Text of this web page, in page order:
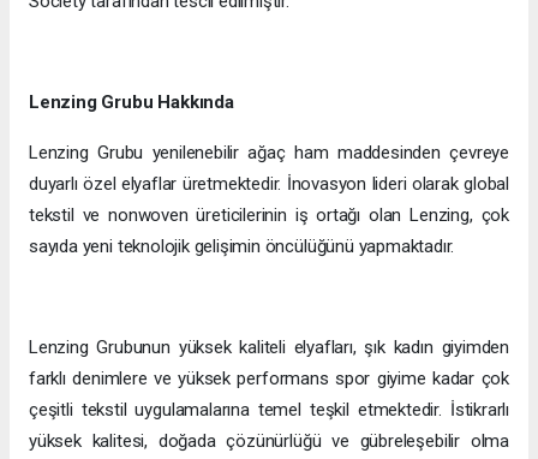
Lenzing Grubu Hakkında
Lenzing Grubu yenilenebilir ağaç ham maddesinden çevreye
duyarlı özel elyaflar üretmektedir. İnovasyon lideri olarak global
tekstil ve nonwoven üreticilerinin iş ortağı olan Lenzing, çok
sayıda yeni teknolojik gelişimin öncülüğünü yapmaktadır.
Lenzing Grubunun yüksek kaliteli elyafları, şık kadın giyimden
farklı denimlere ve yüksek performans spor giyime kadar çok
çeşitli tekstil uygulamalarına temel teşkil etmektedir. İstikrarlı
yüksek kalitesi, doğada çözünürlüğü ve gübreleşebilir olma